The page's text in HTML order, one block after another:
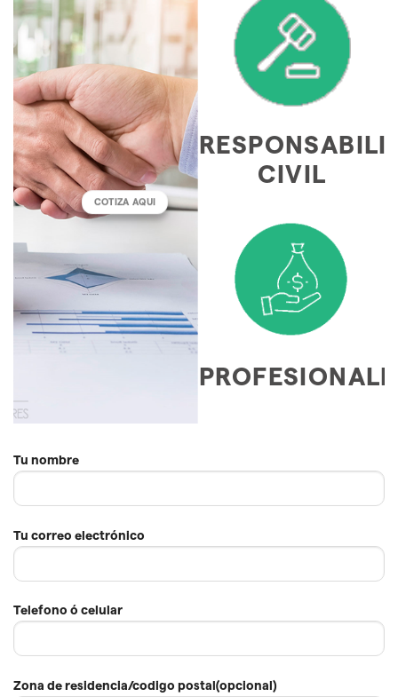
COTIZA AQUI
CIVIL
Tu nombre
Tu correo electrónico
Telefono ó celular
Zona de residencia/codigo postal(opcional)